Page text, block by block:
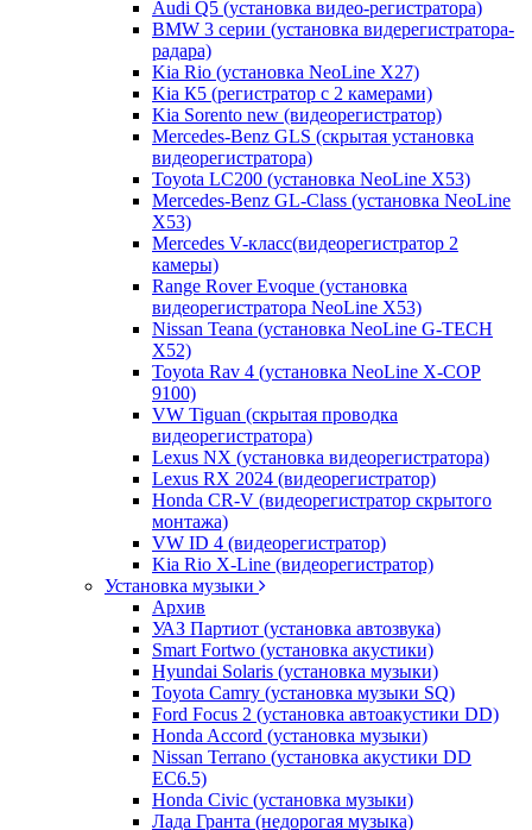
Audi Q5 (установка видео-регистратора)
BMW 3 серии (установка видерегистратора-
радара)
Kia Rio (установка NeoLine X27)
Kia К5 (регистратор с 2 камерами)
Kia Sorento new (видеорегистратор)
Mercedes-Benz GLS (скрытая установка
видеорегистратора)
Toyota LC200 (установка NeoLine X53)
Mercedes-Benz GL-Class (установка NeoLine
X53)
Mercedes V-класс(видеорегистратор 2
камеры)
Range Rover Evoque (установка
видеорегистратора NeoLine X53)
Nissan Teana (установка NeoLine G-TECH
X52)
Toyota Rav 4 (установка NeoLine X-COP
9100)
VW Tiguan (скрытая проводка
видеорегистратора)
Lexus NX (установка видеорегистратора)
Lexus RX 2024 (видеорегистратор)
Honda CR-V (видеорегистратор скрытого
монтажа)
VW ID 4 (видеорегистратор)
Kia Rio X-Line (видеорегистратор)
Установка музыки
Архив
УАЗ Партиот (установка автозвука)
Smart Fortwo (установка акустики)
Hyundai Solaris (установка музыки)
Toyota Camry (установка музыки SQ)
Ford Focus 2 (установка автоакустики DD)
Honda Accord (установка музыки)
Nissan Terrano (установка акустики DD
EC6.5)
Honda Civic (установка музыки)
Лада Гранта (недорогая музыка)